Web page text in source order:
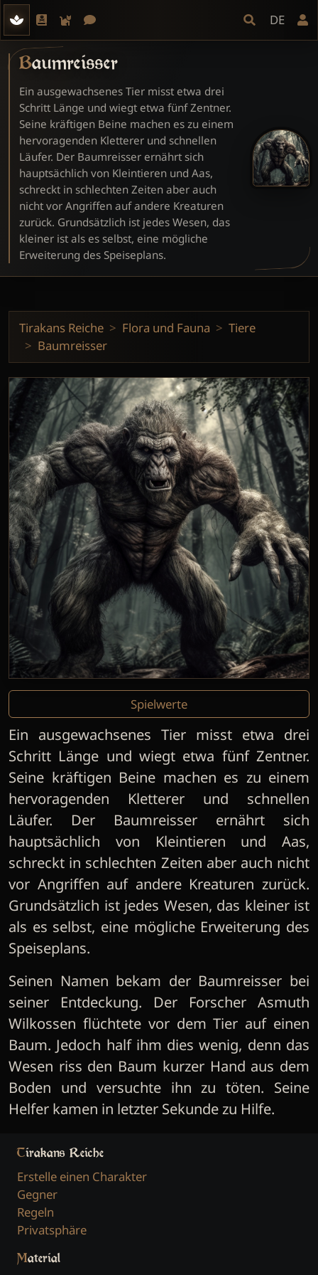
DE
Baumreisser
Ein ausgewachsenes Tier misst etwa drei
Schritt Länge und wiegt etwa fünf Zentner.
Seine kräftigen Beine machen es zu einem
hervoragenden Kletterer und schnellen
Läufer. Der Baumreisser ernährt sich
hauptsächlich von Kleintieren und Aas,
schreckt in schlechten Zeiten aber auch
nicht vor Angriffen auf andere Kreaturen
zurück. Grundsätzlich ist jedes Wesen, das
kleiner ist als es selbst, eine mögliche
Erweiterung des Speiseplans.
Tirakans Reiche Flora und Fauna
Tiere
Baumreisser
Spielwerte
Ein ausgewachsenes Tier misst etwa drei
Schritt Länge und wiegt etwa fünf Zentner.
Seine kräftigen Beine machen es zu einem
hervoragenden Kletterer und schnellen
Läufer. Der Baumreisser ernährt sich
hauptsächlich von Kleintieren und Aas,
schreckt in schlechten Zeiten aber auch nicht
vor Angriffen auf andere Kreaturen zurück.
Grundsätzlich ist jedes Wesen, das kleiner ist
als es selbst, eine mögliche Erweiterung des
Speiseplans.
Seinen Namen bekam der Baumreisser bei
seiner Entdeckung. Der Forscher Asmuth
Wilkossen flüchtete vor dem Tier auf einen
Baum. Jedoch half ihm dies wenig, denn das
Wesen riss den Baum kurzer Hand aus dem
Boden und versuchte ihn zu töten. Seine
Helfer kamen in letzter Sekunde zu Hilfe.
Tirakans Reiche
Erstelle einen Charakter
Gegner
Regeln
Privatsphäre
Material